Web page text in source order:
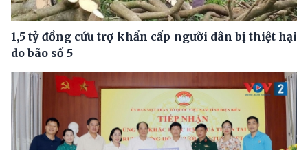
1,5 tỷ đồng cứu trợ khẩn cấp người dân bị thiệt hại
do bão số 5